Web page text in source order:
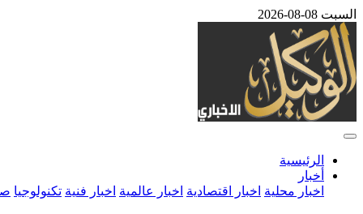
السبت 08-08-2026
الرئيسية
أخبار
اخبار محلية اخبار اقتصادية اخبار عالمية اخبار فنية تكنولوجيا